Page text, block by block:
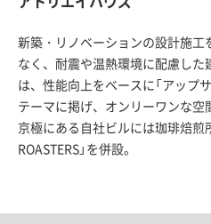
新築・リノベーションの設計施
なく、耐震や温熱環境に配慮し
は、性能向上をベースに「アップ
テーマに掲げ、オンリーワンな
京極にある自社ビルには珈琲焙煎
ROASTERS」を併設。